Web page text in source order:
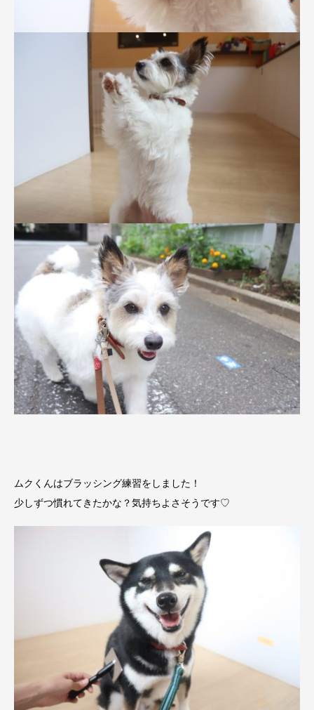
ムクくんはブラッシング練習をしました！
少しずつ慣れてきたかな？気持ちよさそうです♡